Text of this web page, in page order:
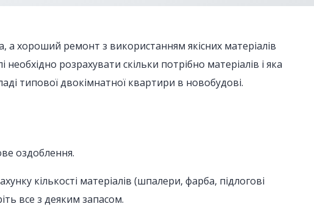
хороший ремонт з використанням якісних матеріалів
розрахувати скільки потрібно матеріалів і яка
типової двокімнатної квартири в новобудові.
оздоблення.
кількості матеріалів (шпалери, фарба, підлогові
все з деяким запасом.